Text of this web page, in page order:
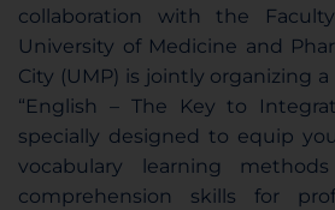
collaboration with the
University of Medicine and
City (UMP) is jointly organizing
“English – The Key to
specially designed to equip
vocabulary learning
comprehension skills for